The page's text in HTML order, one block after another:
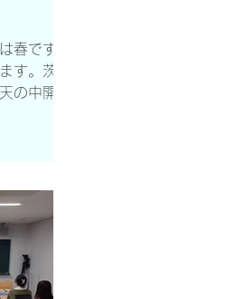
春です
す。茨城
の中開催